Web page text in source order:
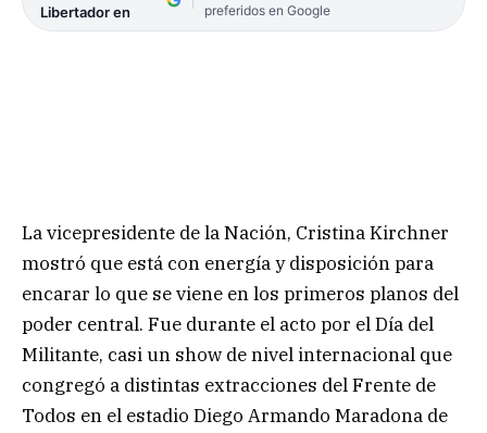
Libertador en
preferidos en Google
La vicepresidente de la Nación, Cristina Kirchner
mostró que está con energía y disposición para
encarar lo que se viene en los primeros planos del
poder central. Fue durante el acto por el Día del
Militante, casi un show de nivel internacional que
congregó a distintas extracciones del Frente de
Todos en el estadio Diego Armando Maradona de